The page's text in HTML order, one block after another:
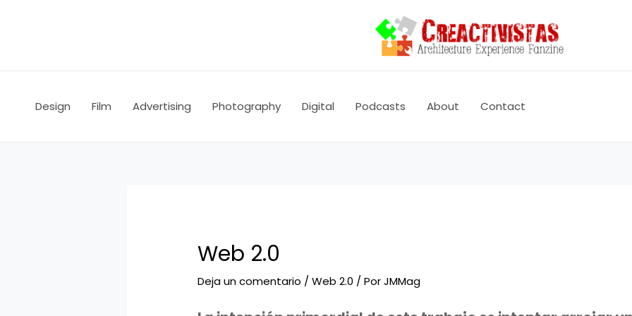
Design Film Advertising Photography Digital Podcasts About Contact
Web 2.0
Deja un comentario /Web 2.0 / PorJMMag